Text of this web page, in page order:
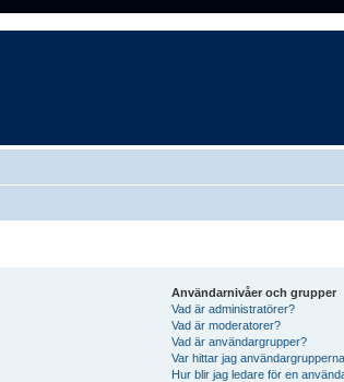
Användarnivåer och grupper
Vad är administratörer?
Vad är moderatorer?
Vad är användargrupper?
Var hittar jag
Hur blir jag ledare för en